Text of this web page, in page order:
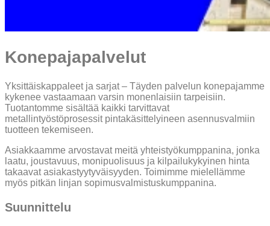
Konepajapalvelut
Yksittäiskappaleet ja sarjat – Täyden palvelun konepajamme
kykenee vastaamaan varsin monenlaisiin tarpeisiin.
Tuotantomme sisältää kaikki tarvittavat
metallintyöstöprosessit pintakäsittelyineen asennusvalmiin
tuotteen tekemiseen.
Asiakkaamme arvostavat meitä yhteistyökumppanina, jonka
laatu, joustavuus, monipuolisuus ja kilpailukykyinen hinta
takaavat asiakastyytyväisyyden. Toimimme mielellämme
myös pitkän linjan sopimusvalmistuskumppanina.
Suunnittelu